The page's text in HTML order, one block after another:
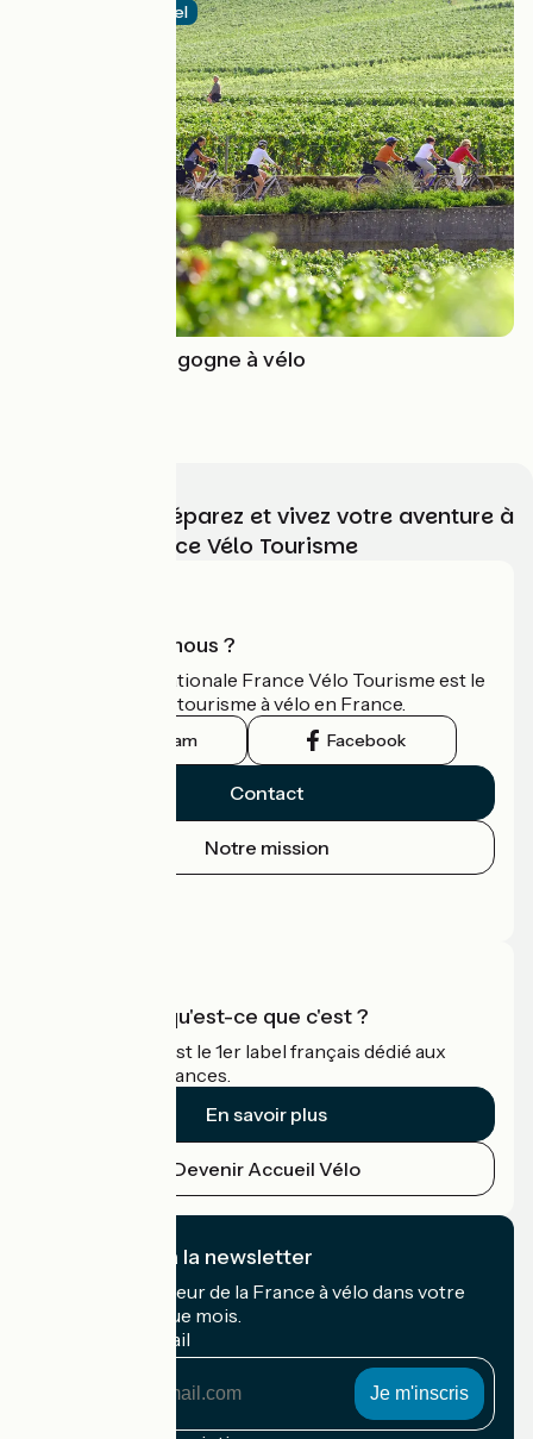
Itinéraire officiel
Le Tour de Bourgogne à vélo
Choisissez, préparez et vivez votre aventure à
vélo avec France Vélo Tourisme
Qui sommes-nous ?
L'association nationale France Vélo Tourisme est le
guide officiel du tourisme à vélo en France.
Instagram Facebook
Contact
Notre mission
Accueil Vélo qu'est-ce que c'est ?
Accueil Vélo c'est le 1er label français dédié aux
cyclistes en vacances.
En savoir plus
Devenir Accueil Vélo
Je m'abonne à la newsletter
Recevez le meilleur de la France à vélo dans votre
boîte mail chaque mois.
Mon adresse mail